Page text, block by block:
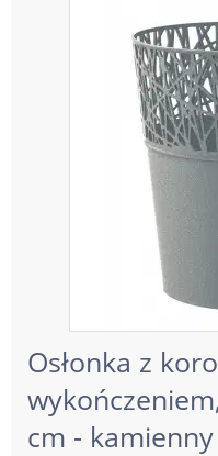
Osłonka z
cm -